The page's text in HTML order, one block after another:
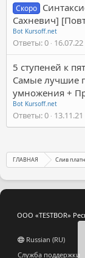
Скоро
Сахневич]
Bot Kursoff.net
Ответы 0 16.07.22
5 ступеней к
Самые лучшие
умножения +
Bot Kursoff.net
Ответы 0 13.11.21
ГЛАВНАЯ Слив
ООО «TESTBOR»
Russian (RU)
Служба поддержки